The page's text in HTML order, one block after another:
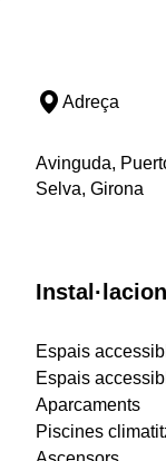
Adreça
Avinguda,
Selva, Girona
Espais
Espais
Aparcaments
Piscines